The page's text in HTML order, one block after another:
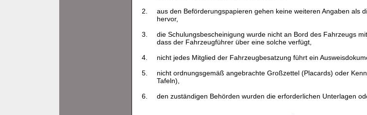
2.
aus den Beförderungspapieren gehen keine weiteren Angaben als
hervor,
3.
die Schulungsbescheinigung wurde nicht an Bord des Fahrzeugs
dass der Fahrzeugführer über eine solche verfügt,
4.
nicht jedes Mitglied der Fahrzeugbesatzung führt ein
5.
nicht ordnungsgemäß angebrachte Großzettel (Placards) oder
Tafeln),
6.
den zuständigen Behörden wurden die erforderlichen Unterlagen